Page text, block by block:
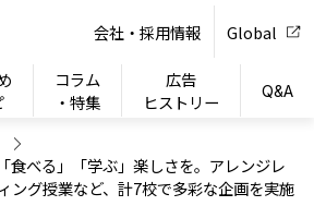
コラム
・特集
広告
ヒストリー
Q&A
会社・採用情報 Global
食べる」「学ぶ」楽しさを。アレンジレ
ング授業など、計7校で多彩な企画を実施